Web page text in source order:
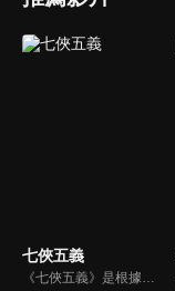
七俠五義